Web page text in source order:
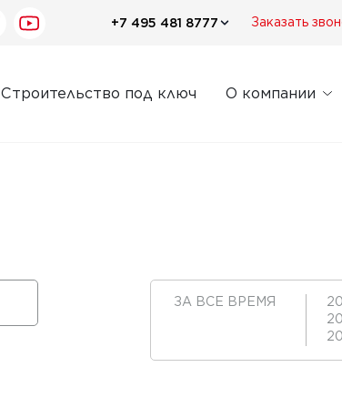
+7 495 481 8777 Заказать
Строительство под ключ О компании
ЗА ВСЕ ВРЕМЯ